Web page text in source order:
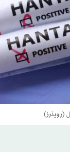
(رويترز)